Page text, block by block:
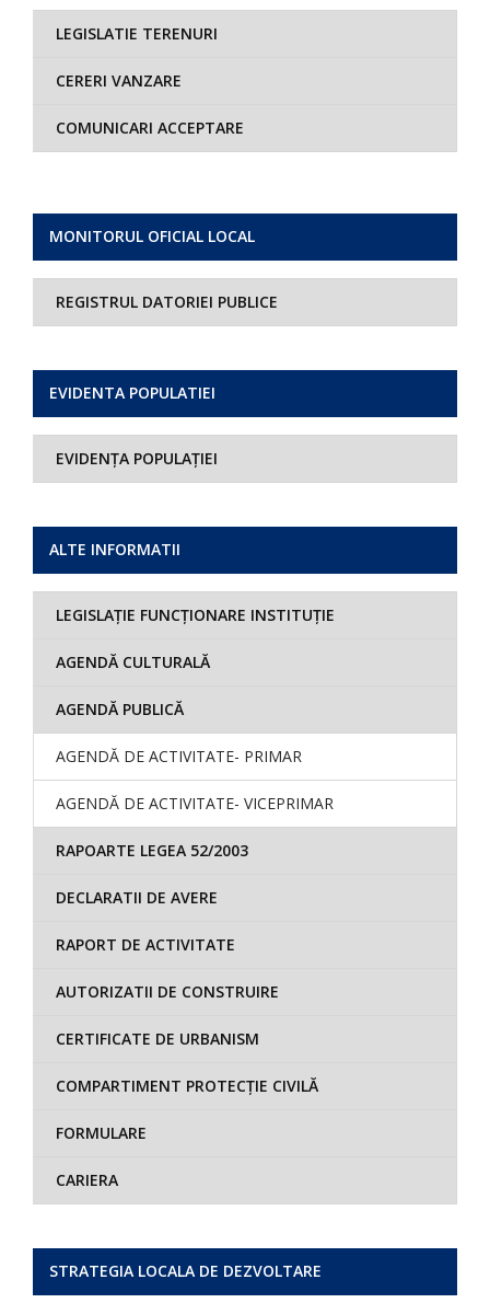
MONITORUL OFICIAL LOCAL
REGISTRUL DATORIEI PUBLICE
EVIDENTA POPULATIEI
EVIDENȚA POPULAȚIEI
ALTE INFORMATII
LEGISLAȚIE FUNCȚIONARE INSTITUȚIE
AGENDĂ CULTURALĂ
AGENDĂ PUBLICĂ
AGENDĂ DE ACTIVITATE- PRIMAR
AGENDĂ DE ACTIVITATE- VICEPRIMAR
RAPOARTE LEGEA 52/2003
DECLARATII DE AVERE
RAPORT DE ACTIVITATE
AUTORIZATII DE CONSTRUIRE
CERTIFICATE DE URBANISM
COMPARTIMENT PROTECȚIE CIVILĂ
FORMULARE
CARIERA
STRATEGIA LOCALA DE DEZVOLTARE
LEGISLATIE TERENURI
CERERI VANZARE
COMUNICARI ACCEPTARE